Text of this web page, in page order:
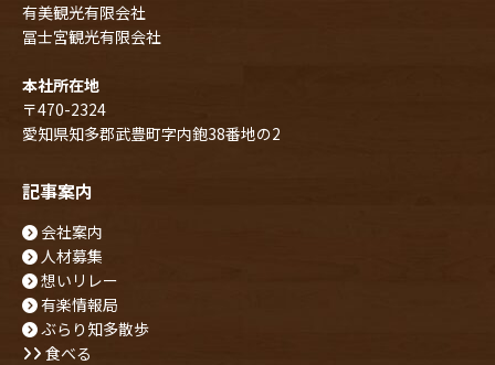
有美観光有限会社
冨士宮観光有限会社
本社所在地
〒470-2324
愛知県知多郡武豊町字内鉋38番地の2
記事案内
会社案内
人材募集
想いリレー
有楽情報局
ぶらり知多散歩
食べる